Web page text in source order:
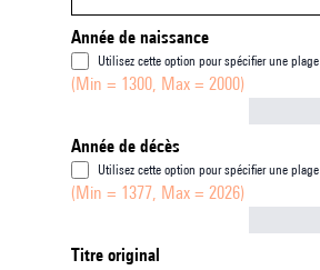
Année de naissance
Utilisez cette option pour spécifier une plage
(Min = 1300, Max = 2000)
Année de décès
Utilisez cette option pour spécifier une plage
(Min = 1377, Max = 2026)
Titre original